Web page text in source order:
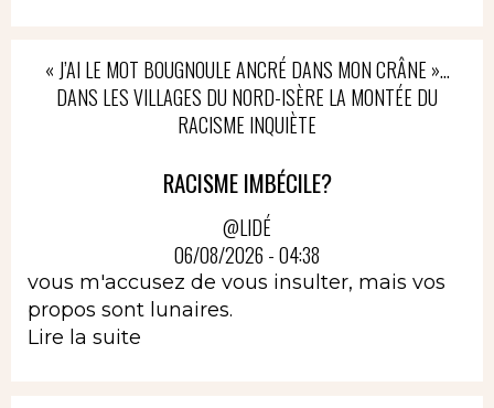
« J’AI LE MOT BOUGNOULE ANCRÉ DANS MON CRÂNE »…
DANS LES VILLAGES DU NORD-ISÈRE LA MONTÉE DU
RACISME INQUIÈTE
RACISME IMBÉCILE?
@LIDÉ
06/08/2026 - 04:38
vous m'accusez de vous insulter, mais vos
propos sont lunaires.
Lire la suite